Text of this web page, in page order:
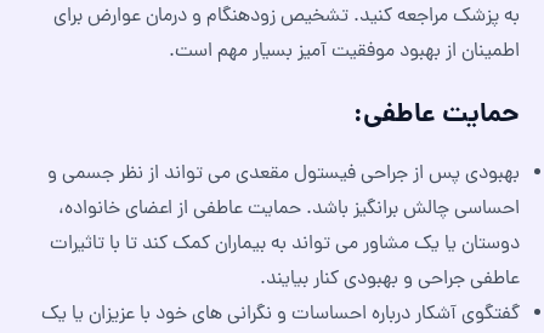
به پزشک مراجعه کنید. تشخیص زودهنگام و درمان عوارض برای
اطمینان از بهبود موفقیت آمیز بسیار مهم است.
حمایت عاطفی:
بهبودی پس از جراحی فیستول مقعدی می تواند از نظر جسمی و
احساسی چالش برانگیز باشد. حمایت عاطفی از اعضای خانواده،
دوستان یا یک مشاور می تواند به بیماران کمک کند تا با تاثیرات
عاطفی جراحی و بهبودی کنار بیایند.
گفتگوی آشکار درباره احساسات و نگرانی های خود با عزیزان یا یک